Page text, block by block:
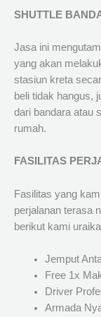
SHUTTLE
Jasa ini
yang akan
stasiun kreta
beli tidak hangus,
dari bandara atau
rumah.
FASILITAS
Fasilitas yang
perjalanan terasa
berikut kami
Jemput
Free 1x
Driver
Armada